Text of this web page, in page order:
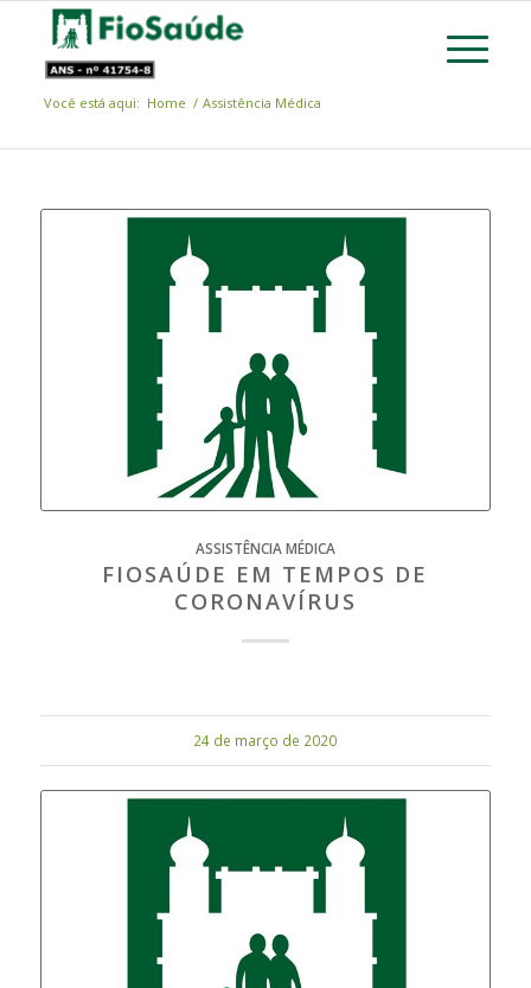
Você está aqui: Home / Assistência Médica
ASSISTÊNCIA MÉDICA
FIOSAÚDE EM TEMPOS DE
CORONAVÍRUS
24 de março de 2020